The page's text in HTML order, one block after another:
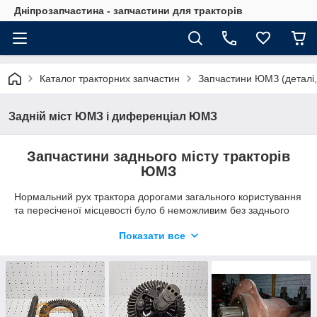
Дніпрозапчастина - запчастини для тракторів
Каталог тракторних запчастин Запчастини ЮМЗ
Задній міст ЮМЗ і диференціал ЮМЗ
Запчастини заднього місту тракторів
ЮМЗ
Нормальний рух трактора дорогами загального користування
та пересіченої місцевості було б неможливим без заднього
процесі зміни напрямку руху сільськогосподарської техніки
вісь так, щоб поворот відбувався без додаткових зусиль. Але
так як всі механізми, що труться, поступово зношуються, їх
необхідно міняти на нові деталі.
Асортимент товару
Показати все